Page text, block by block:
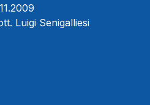
Luigi Senigalliesi